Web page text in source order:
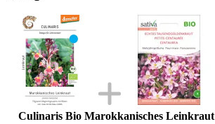
Culinaris Bio Marokkanisches Leinkraut